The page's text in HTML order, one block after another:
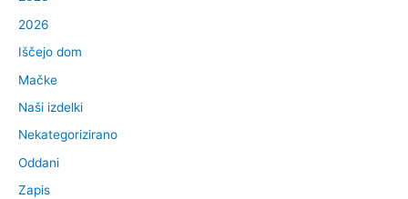
2026
Iščejo dom
Mačke
Naši izdelki
Nekategorizirano
Oddani
Zapis